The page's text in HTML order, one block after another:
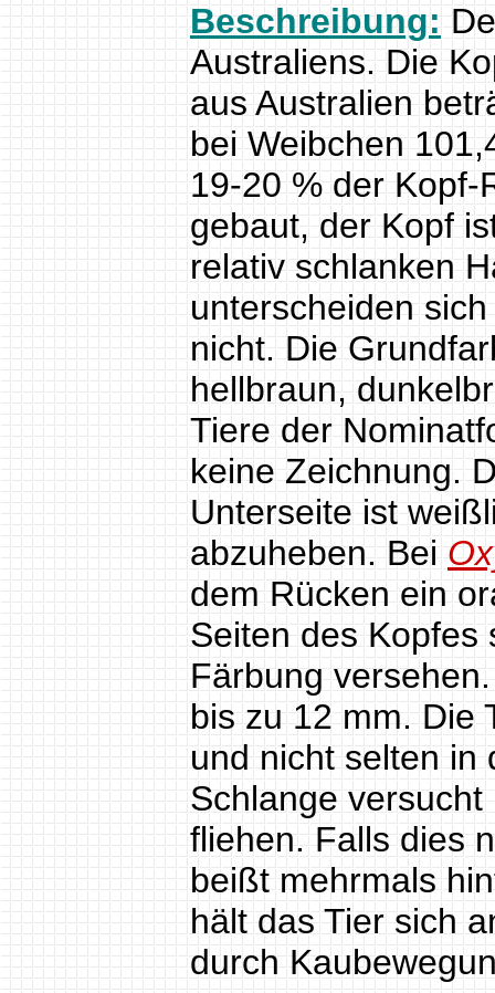
Beschreibung:
Australiens. Die
aus Australien
bei Weibchen
19-20 % der Kopf-
gebaut, der Kopf
relativ schlanken
unterscheiden
nicht. Die
hellbraun,
Tiere der
keine Zeichnung.
Unterseite ist
abzuheben. Bei
dem Rücken ein
Seiten des Kopfes
Färbung
bis zu 12 mm. Die
und nicht selten in
Schlange
fliehen. Falls dies
beißt mehrmals
hält das Tier sich
durch